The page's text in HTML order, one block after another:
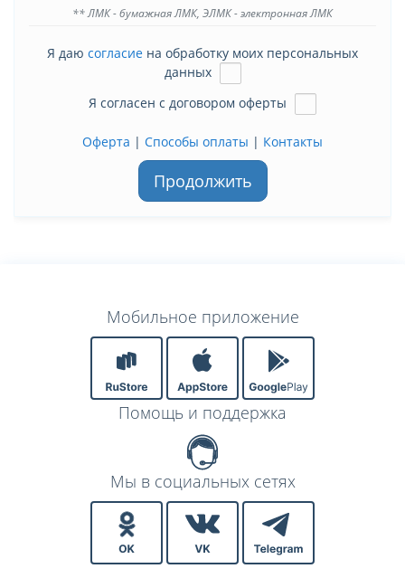
** ЛМК - бумажная ЛМК, ЭЛМК - электронная ЛМК
Я даю согласие на обработку моих персональных
данных
Я согласен с договором оферты
Оферта | Способы оплаты | Контакты
Продолжить
Мобильное приложение
Помощь и поддержка
Мы в социальных сетях